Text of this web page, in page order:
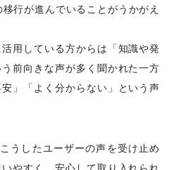
移行が進んでいることがうかがえ
用している方からは「知識や発
前向きな声が多く聞かれた一方
」「よく分からない」という声
うしたユーザーの声を受け止め